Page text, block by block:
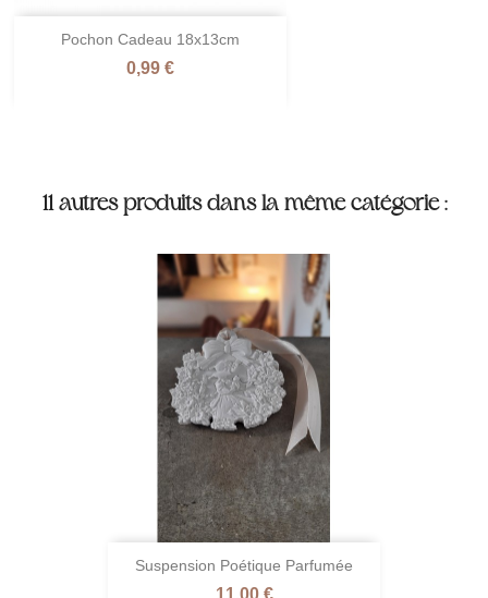
Pochon Cadeau 18x13cm
Prix
0,99 €
11 autres produits dans la même catégorie :
Suspension Poétique Parfumée
Prix
11,00 €